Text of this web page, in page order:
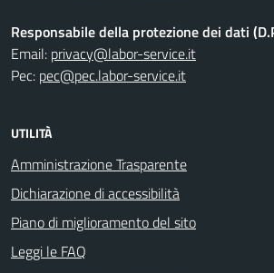
Responsabile della protezione dei dati
Email: privacy@labor-service.it
Pec: pec@pec.labor-service.it
UTILITÀ
Amministrazione Trasparente
Dichiarazione di accessibilità
Piano di miglioramento del sito
Leggi le FAQ